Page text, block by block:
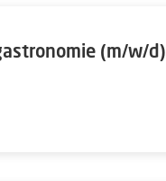
(m/w/d)